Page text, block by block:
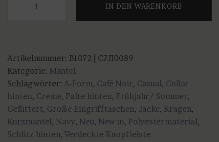
verdeckter
Knopfleiste
in
Crème
und
Navy
Menge
IN DEN WARENKORB
Artikelnummer: B1072 | C7JI0089
Kategorie: Mäntel
Schlagwörter: A-Form, Café Noir, Casual, Collar
hinten, Creme, Falte hinten, Frühjahr/ Sommer,
Gefüttert, Große Eingrifftaschen, Jacke, Kragen,
Kurzmantel, Navy, Neu, New in, Polyestermaterial,
Schlitz hinten, Verdeckte Knopfleiste